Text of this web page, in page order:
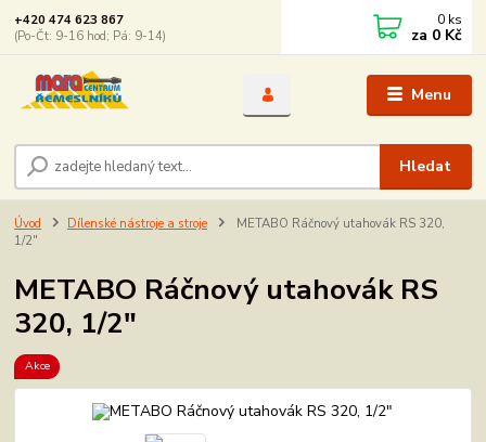
Menu
Hledat
+420 474 623 867
(Po-Čt: 9-16 hod; Pá: 9-14)
0 ks
za 0 Kč
Úvod Dílenské nástroje a stroje
METABO Ráčnový utahovák RS 320,
1/2"
METABO Ráčnový utahovák RS
320, 1/2"
Akce